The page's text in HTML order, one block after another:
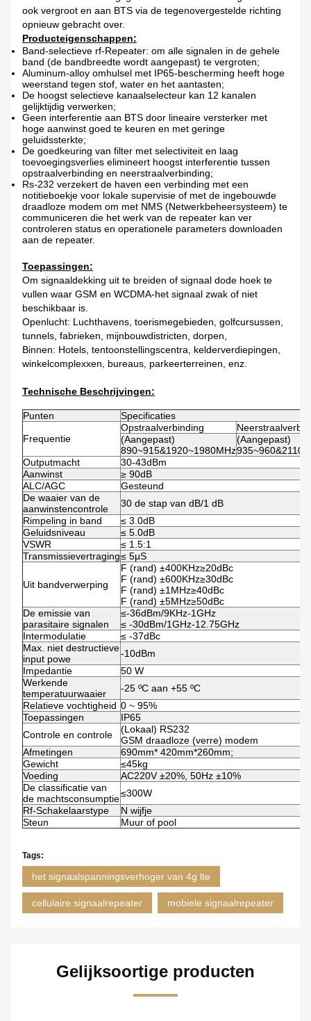
ook vergroot en aan BTS via de tegenovergestelde richting
opnieuw gebracht over.
Producteigenschappen:
Band-selectieve rf-Repeater: om alle signalen in de gehele
band (de bandbreedte wordt aangepast) te vergroten;
Aluminum-alloy omhulsel met IP65-bescherming heeft hoge
weerstand tegen stof, water en het aantasten;
De hoogst selectieve kanaalselecteur kan 12 kanalen
gelijktijdig verwerken;
Geen interferentie aan BTS door lineaire versterker met
hoge aanwinst goed te keuren en met geringe
geluidssterkte;
De goedkeuring van filter met selectiviteit en laag
toevoegingsverlies elimineert hoogst interferentie tussen
opstraalverbinding en neerstraalverbinding;
Rs-232 verzekert de haven een verbinding met een
notitieboekje voor lokale supervisie of met de ingebouwde
draadloze modem om met NMS (Netwerkbeheersysteem) te
communiceren die het werk van de repeater kan ver
controleren status en operationele parameters downloaden
aan de repeater.
Toepassingen:
Om signaaldekking uit te breiden of signaal dode hoek te
vullen waar GSM en WCDMA-het signaal zwak of niet
beschikbaar is.
Openlucht: Luchthavens, toerismegebieden, golfcursussen,
tunnels, fabrieken, mijnbouwdistricten, dorpen,
Binnen: Hotels, tentoonstellingscentra, kelderverdiepingen,
winkelcomplexxen, bureaus, parkeerterreinen, enz.
Technische Beschrijvingen:
Punten Specificaties
Frequentie
Opstraalverbinding
(Aangepast)
890~915&1920~1980MHz
(Aangepast)
Outputmacht
30-43dBm
Aanwinst
≥ 90dB
ALC/AGC
Gesteund
De waaier van de
aanwinstencontrole
30 de stap van dB/1 dB
Rimpeling in band
≤ 3.0dB
Geluidsniveau
≤ 5.0dB
VSWR
≤ 1.5:1
Transmissievertraging≤ 5μS
Uit bandverwerping
F (rand) ±400KHz≥20dBc
F (rand) ±600KHz≥30dBc
F (rand) ±1MHz≥40dBc
F (rand) ±5MHz≥50dBc
De emissie van
parasitaire signalen
≤-36dBm/9KHz-1GHz
≤ -30dBm/1GHz-12.75GHz
Intermodulatie
≤ -37dBc
Max. niet destructieve
input powe
-10dBm
Impedantie
50 W
Werkende
temperatuurwaaier
-25 ºC aan +55 ºC
Relatieve vochtigheid 0 ~ 95%
Toepassingen
IP65
Controle en controle
(Lokaal) RS232
GSM draadloze (verre) modem
Afmetingen
690mm* 420mm*260mm;
Gewicht
≤45kg
Voeding
AC220V ±20%, 50Hz ±10%
De classificatie van
de machtsconsumptie≤300W
Rf-Schakelaarstype
N wijfje
Steun
Muur of pool
Tags:
het signaalspanningsverhoger van 4g lte
cellulaire signaalrepeater mobiele signaalrepeater
Gelijksoortige producten